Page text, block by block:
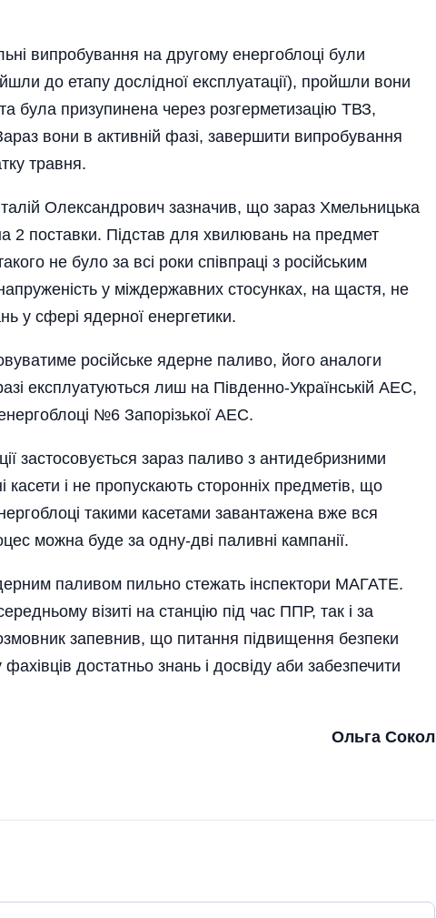
випробування на другому енергоблоці були
до етапу дослідної експлуатації), пройшли вони
була призупинена через розгерметизацію ТВЗ,
вони в активній фазі, завершити випробування
травня.
Олександрович зазначив, що зараз Хмельницька
2 поставки. Підстав для хвилювань на предмет
не було за всі роки співпраці з російським
у міждержавних стосунках, на щастя, не
у сфері ядерної енергетики.
російське ядерне паливо, його аналоги
експлуатуються лиш на Південно-Українській АЕС,
№6 Запорізької АЕС.
застосовується зараз паливо з антидебризними
касети і не пропускають сторонніх предметів, що
такими касетами завантажена вже вся
можна буде за одну-дві паливні кампанії.
паливом пильно стежать інспектори МАГАТЕ.
візиті на станцію під час ППР, так і за
запевнив, що питання підвищення безпеки
достатньо знань і досвіду аби забезпечити
Ольга Сокол